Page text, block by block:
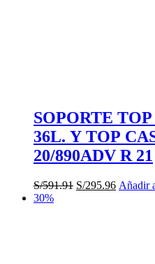
SOPORTE
36L. Y TOP
20/890ADV R 21
S/591.91 El
S/295.96ElAñadir
30%